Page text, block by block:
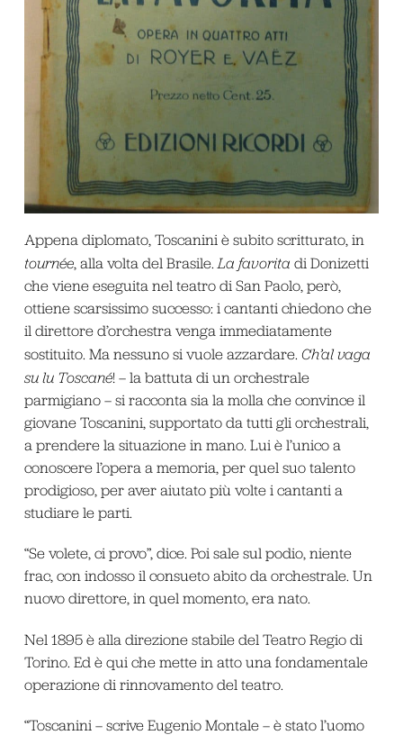
Appena diplomato, Toscanini è subito scritturato, in
tournée, alla volta del Brasile.La favorita di Donizetti
che viene eseguita nel teatro di San Paolo, però,
ottiene scarsissimo successo: i cantanti chiedono che
il direttore d’orchestra venga immediatamente
sostituito. Ma nessuno si vuole azzardare. Ch’al vaga
su lu Toscané! – la battuta di un orchestrale
parmigiano – si racconta sia la molla che convince il
giovane Toscanini, supportato da tutti gli orchestrali,
a prendere la situazione in mano. Lui è l’unico a
conoscere l’opera a memoria, per quel suo talento
prodigioso, per aver aiutato più volte i cantanti a
studiare le parti.
“Se volete, ci provo”, dice. Poi sale sul podio, niente
frac, con indosso il consueto abito da orchestrale. Un
nuovo direttore, in quel momento, era nato.
Nel 1895 è alla direzione stabile del Teatro Regio di
Torino. Ed è qui che mette in atto una fondamentale
operazione di rinnovamento del teatro.
“Toscanini – scrive Eugenio Montale – è stato l’uomo